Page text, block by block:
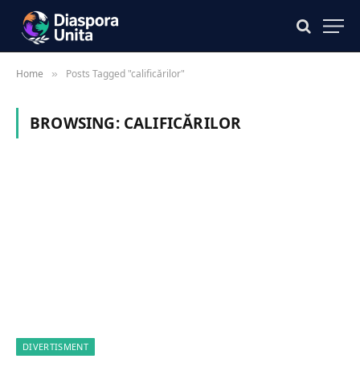
Home » Posts Tagged "calificărilor"
BROWSING: CALIFICĂRILOR
DIVERTISMENT